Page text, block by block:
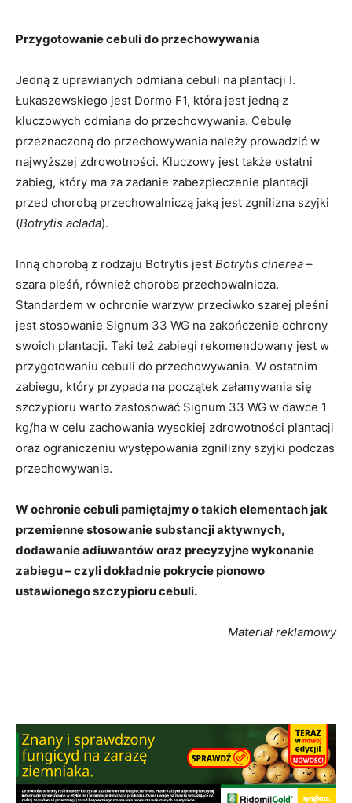
Przygotowanie cebuli do przechowywania
Jedną z uprawianych odmiana cebuli na plantacji I.
Łukaszewskiego jest Dormo F1, która jest jedną z
kluczowych odmiana do przechowywania. Cebulę
przeznaczoną do przechowywania należy prowadzić w
najwyższej zdrowotności. Kluczowy jest także ostatni
zabieg, który ma za zadanie zabezpieczenie plantacji
przed chorobą przechowalniczą jaką jest zgnilizna szyjki
(Botrytis aclada).
Inną chorobą z rodzaju Botrytis jest Botrytis cinerea –
szara pleśń, również choroba przechowalnicza.
Standardem w ochronie warzyw przeciwko szarej pleśni
jest stosowanie Signum 33 WG na zakończenie ochrony
swoich plantacji. Taki też zabiegi rekomendowany jest w
przygotowaniu cebuli do przechowywania. W ostatnim
zabiegu, który przypada na początek załamywania się
szczypioru warto zastosować Signum 33 WG w dawce 1
kg/ha w celu zachowania wysokiej zdrowotności plantacji
oraz ograniczeniu występowania zgnilizny szyjki podczas
przechowywania.
W ochronie cebuli pamiętajmy o takich elementach jak
przemienne stosowanie substancji aktywnych,
dodawanie adiuwantów oraz precyzyjne wykonanie
zabiegu – czyli dokładnie pokrycie pionowo
ustawionego szczypioru cebuli.
Materiał reklamowy